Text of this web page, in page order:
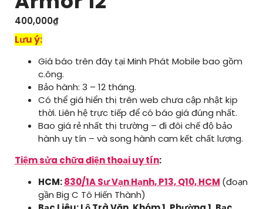
400,000₫
Lưu ý:
Giá báo trên đây tại Minh Phát Mobile bao gồm
c.ông.
Bảo hành: 3 – 12 tháng.
Có thể giá hiển thị trên web chưa cập nhật kịp
thời. Liên hệ trực tiếp để có báo giá đúng nhất.
Bao giá rẻ nhất thị trường – đi đôi chế độ bảo
hành uy tín – và song hành cam kết chất lượng.
Tiệm sửa chữa điện thoại uy tín:
HCM:830/1A Sư Vạn Hạnh, P13, Q10, HCM (đoạn
gần Big C Tô Hiến Thành)